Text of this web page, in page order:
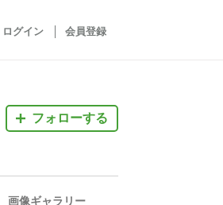
ログイン 会員登録
フォローする
画像ギャラリー